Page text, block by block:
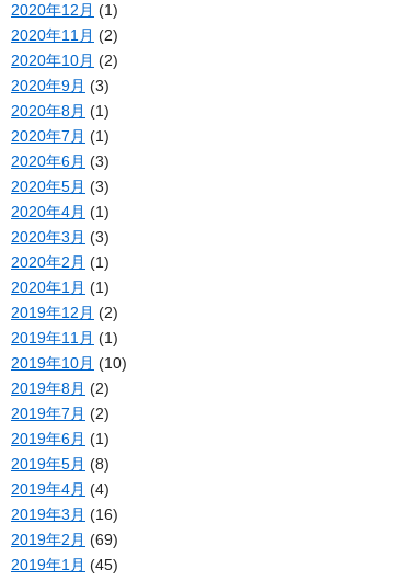
2020年12月 (1)
2020年11月 (2)
2020年10月 (2)
2020年9月 (3)
2020年8月 (1)
2020年7月 (1)
2020年6月 (3)
2020年5月 (3)
2020年4月 (1)
2020年3月 (3)
2020年2月 (1)
2020年1月 (1)
2019年12月 (2)
2019年11月 (1)
2019年10月 (10)
2019年8月 (2)
2019年7月 (2)
2019年6月 (1)
2019年5月 (8)
2019年4月 (4)
2019年3月 (16)
2019年2月 (69)
2019年1月 (45)